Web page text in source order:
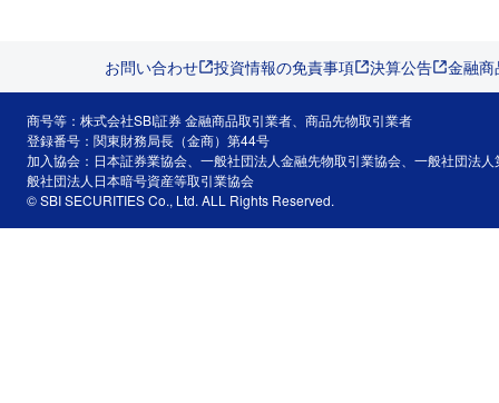
お問い合わせ 投資情報の免責事項 決算公告 金融
商号等：株式会社SBI証券 金融商品取引業者、商品先物取引業者
登録番号：関東財務局長（金商）第44号
加入協会：日本証券業協会、一般社団法人金融先物取引業協会、一般社団法
般社団法人日本暗号資産等取引業協会
© SBI SECURITIES Co., Ltd. ALL Rights Reserved.